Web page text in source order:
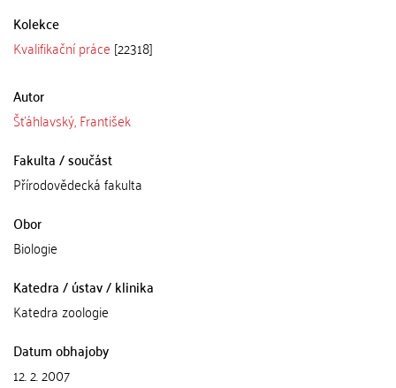
Kolekce
Kvalifikační práce [22318]
Autor
Šťáhlavský, František
Fakulta / součást
Přírodovědecká fakulta
Obor
Biologie
Katedra / ústav / klinika
Katedra zoologie
Datum obhajoby
12. 2. 2007